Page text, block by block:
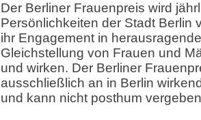
Der Berliner Frauenpreis wird
Persönlichkeiten der Stadt Berlin
ihr Engagement in
Gleichstellung von Frauen und
und wirken. Der Berliner
ausschließlich an in Berlin
und kann nicht posthum